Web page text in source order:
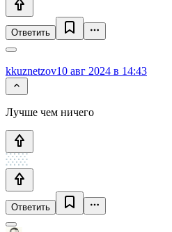
Ответить
kkuznetzov10 авг 2024 в 14:43
Лучше чем ничего
Ответить